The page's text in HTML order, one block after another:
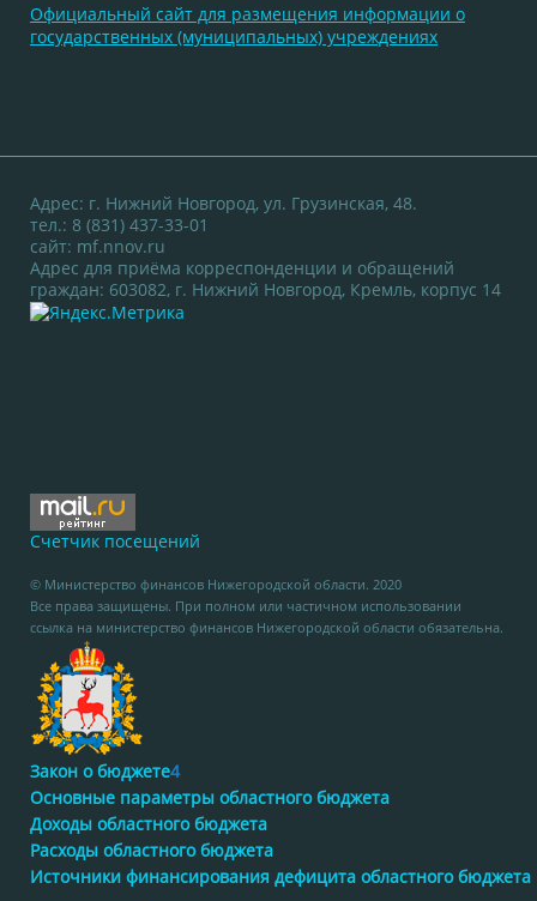
Официальный сайт для размещения информации о
государственных (муниципальных) учреждениях
Адрес: г. Нижний Новгород, ул. Грузинская, 48.
тел.: 8 (831) 437-33-01
сайт: mf.nnov.ru
Адрес для приёма корреспонденции и обращений
граждан: 603082, г. Нижний Новгород, Кремль, корпус 14
Счетчик посещений
© Министерство финансов Нижегородской области. 2020
Все права защищены. При полном или частичном использовании
ссылка на министерство финансов Нижегородской области обязательна.
Закон о бюджете4
Основные параметры областного бюджета
Доходы областного бюджета
Расходы областного бюджета
Источники финансирования дефицита областного бюджета